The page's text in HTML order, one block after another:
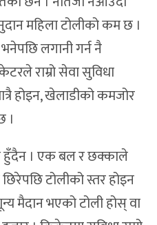
महिला टोलीको कम छ ।
लगानी गर्न नै
राम्रो सेवा सुविधा
होइन, खेलाडीको कमजोर
।
हुँदैन । एक बल र छक्काले
टोलीको स्तर होइन
मैदान भएको टोली होस् वा